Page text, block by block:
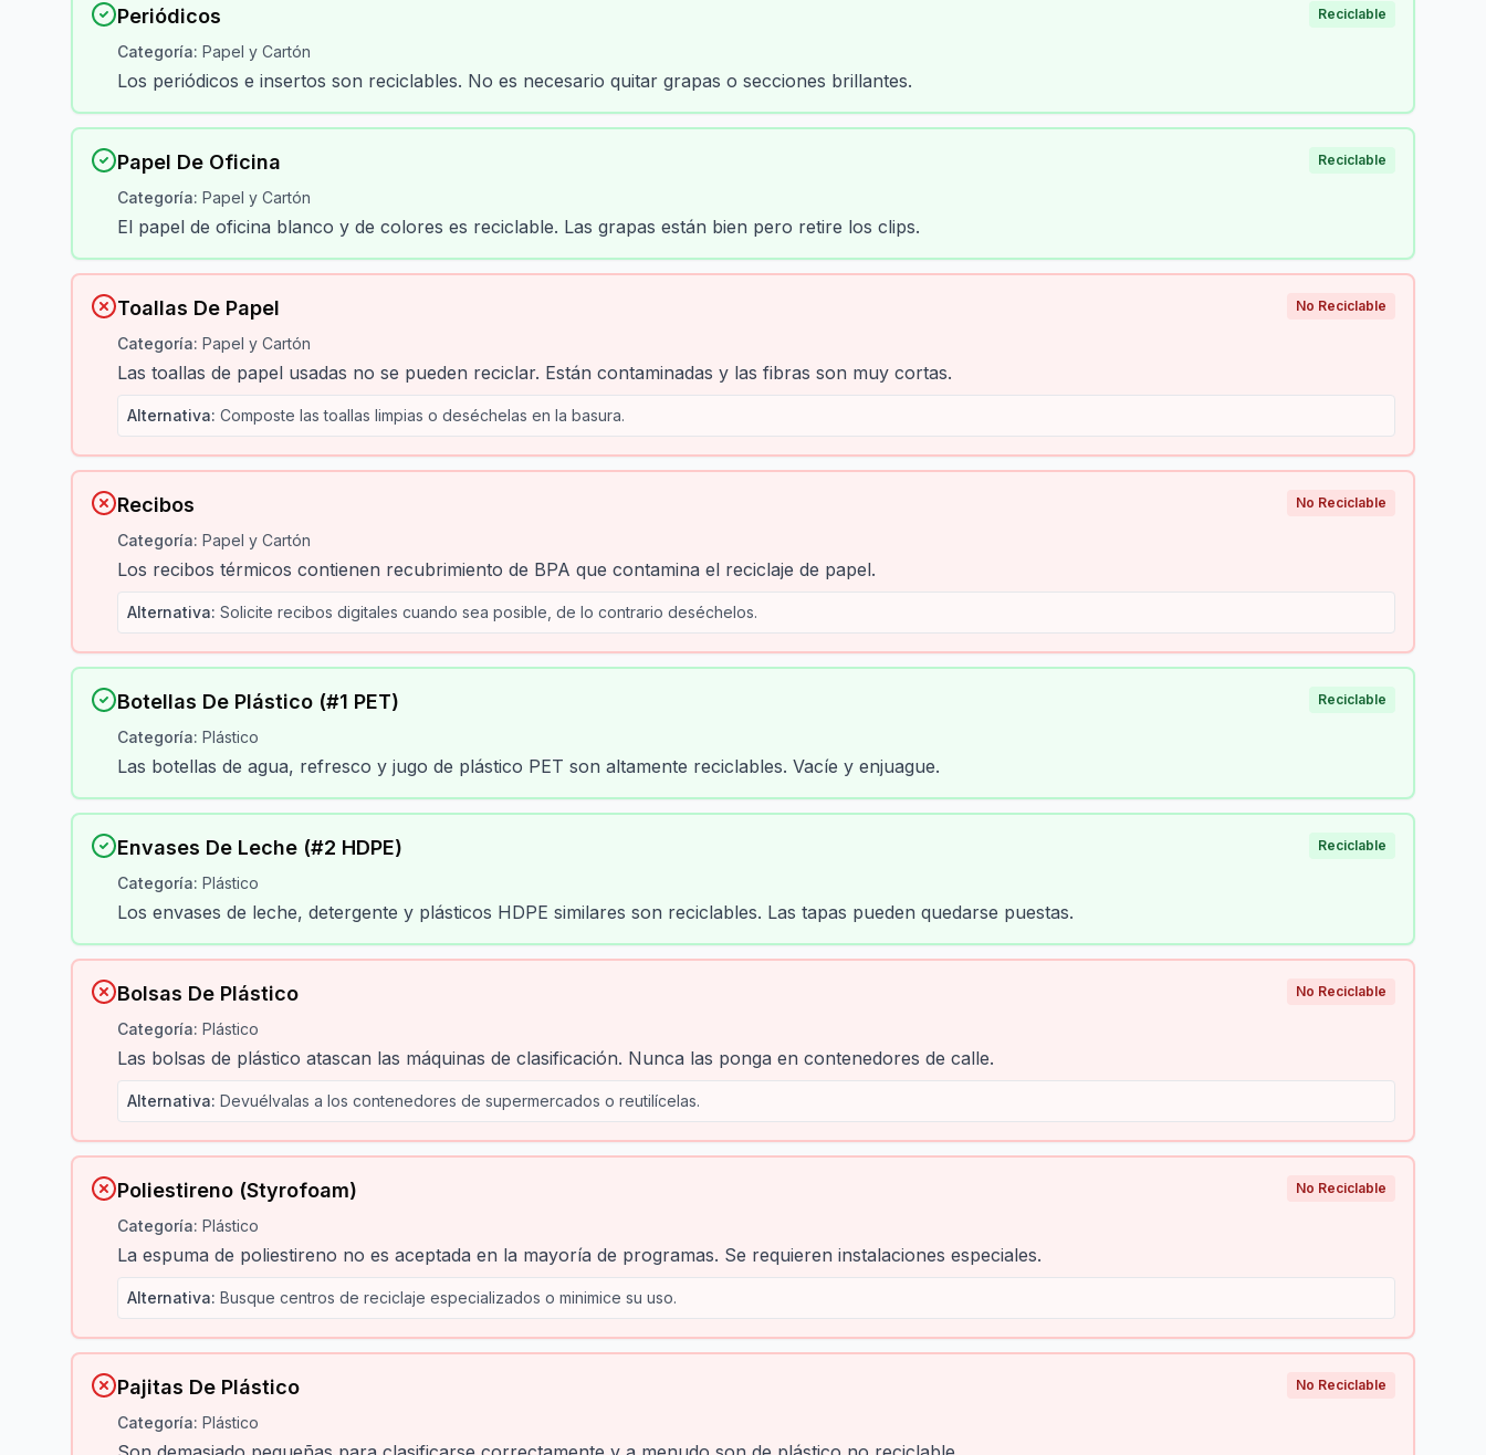
Periódicos Reciclable
Categoría: Papel y Cartón
Los periódicos e insertos son reciclables. No es necesario quitar grapas o secciones brillantes.
Papel De Oficina Reciclable
Categoría: Papel y Cartón
El papel de oficina blanco y de colores es reciclable. Las grapas están bien pero retire los clips.
Toallas De Papel No Reciclable
Categoría: Papel y Cartón
Las toallas de papel usadas no se pueden reciclar. Están contaminadas y las fibras son muy cortas.
Alternativa: Composte las toallas limpias o deséchelas en la basura.
Recibos No Reciclable
Categoría: Papel y Cartón
Los recibos térmicos contienen recubrimiento de BPA que contamina el reciclaje de papel.
Alternativa: Solicite recibos digitales cuando sea posible, de lo contrario deséchelos.
Botellas De Plástico (#1 PET) Reciclable
Categoría: Plástico
Las botellas de agua, refresco y jugo de plástico PET son altamente reciclables. Vacíe y enjuague.
Envases De Leche (#2 HDPE) Reciclable
Categoría: Plástico
Los envases de leche, detergente y plásticos HDPE similares son reciclables. Las tapas pueden quedarse puestas.
Bolsas De Plástico No Reciclable
Categoría: Plástico
Las bolsas de plástico atascan las máquinas de clasificación. Nunca las ponga en contenedores de calle.
Alternativa: Devuélvalas a los contenedores de supermercados o reutilícelas.
Poliestireno (Styrofoam) No Reciclable
Categoría: Plástico
La espuma de poliestireno no es aceptada en la mayoría de programas. Se requieren instalaciones especiales.
Alternativa: Busque centros de reciclaje especializados o minimice su uso.
Pajitas De Plástico No Reciclable
Categoría: Plástico